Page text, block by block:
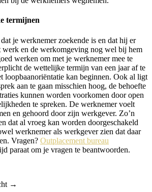
termijnen
je werknemer zoekende is en dat hij er
werk en de werkomgeving nog wel bij hem
werken om met je werknemer mee te
de wettelijke termijn van een jaar af te
loopbaanoriëntatie kan beginnen. Ook al ligt
aan te gaan misschien hoog, de behoefte
kunnen worden voorkomen door open
te spreken. De werknemer voelt
en gehoord door zijn werkgever. Zo’n
dat al vroeg kan worden doorgeschakeld
werknemer als werkgever zien dat daar
Vragen? Outplacement bureau
paraat om je vragen te beantwoorden.
→